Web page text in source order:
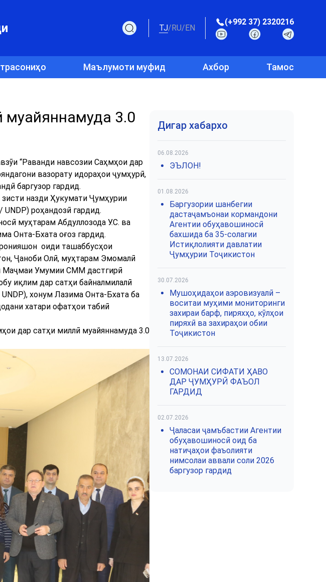
TJ/RU/EN
(+992 37) 2320216
Маълумоти муфид Ахбор Тамос
муайяннамуда 3.0
“Раванди навсозии Саҳмҳои дар
вазорату идораҳои ҷумҳурӣ,
баргузор гардид.
назди Ҳукумати Ҷумҳурии
роҳандозӣ гардид.
муҳтарам Абдуллозода У.С. ва
Онта-Бхата оғоз гардид.
оиди ташаббусҳои
Ҷаноби Олӣ, муҳтарам Эмомалӣ
Маҷмаи Умумии СММ дастгирӣ
иқлим дар сатҳи байналмилалӣ
хонум Лазима Онта-Бхата ба
хатари офатҳои табиӣ
дар сатҳи миллӣ муайяннамуда 3.0
Дигар хабархо
06.08.2026
ЭЪЛОН!
01.08.2026
Баргузории шанбегии
дастаҷамъонаи кормандони
Агентии обуҳавошиносӣ
бахшида ба 35-солагии
Истиқлолияти давлатии
Ҷумҳурии Тоҷикистон
30.07.2026
Мушоҳидаҳои аэровизуалӣ –
воситаи муҳими мониторинги
захираи барф, пиряхҳо, кӯлҳои
пиряхӣ ва захираҳои обии
Тоҷикистон
13.07.2026
СОМОНАИ СИФАТИ ҲАВО
ДАР ҶУМҲУРӢ ФАЪОЛ
ГАРДИД
02.07.2026
Ҷаласаи ҷамъбастии Агентии
обуҳавошиносӣ оид ба
натиҷаҳои фаъолияти
нимсолаи аввали соли 2026
баргузор гардид